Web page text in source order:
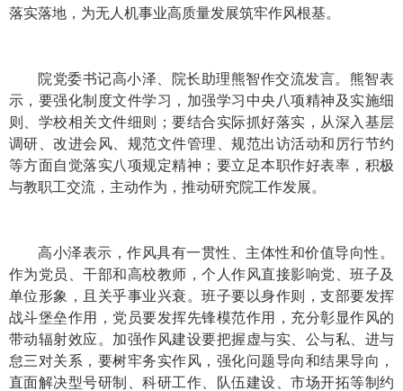
落实落地，为无人机事业高质量发展筑牢作风根基。
院党委书记高小泽、院长助理熊智作交流发言。熊智表
示，要强化制度文件学习，加强学习中央八项精神及实施细
则、学校相关文件细则；要结合实际抓好落实，从深入基层
调研、改进会风、规范文件管理、规范出访活动和厉行节约
等方面自觉落实八项规定精神；要立足本职作好表率，积极
与教职工交流，主动作为，推动研究院工作发展。
高小泽表示，作风具有一贯性、主体性和价值导向性。
作为党员、干部和高校教师，个人作风直接影响党、班子及
单位形象，且关乎事业兴衰。班子要以身作则，支部要发挥
战斗堡垒作用，党员要发挥先锋模范作用，充分彰显作风的
带动辐射效应。加强作风建设要把握虚与实、公与私、进与
怠三对关系，要树牢务实作风，强化问题导向和结果导向，
直面解决型号研制、科研工作、队伍建设、市场开拓等制约